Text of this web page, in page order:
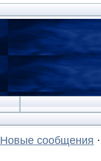
Новые сообщения ·